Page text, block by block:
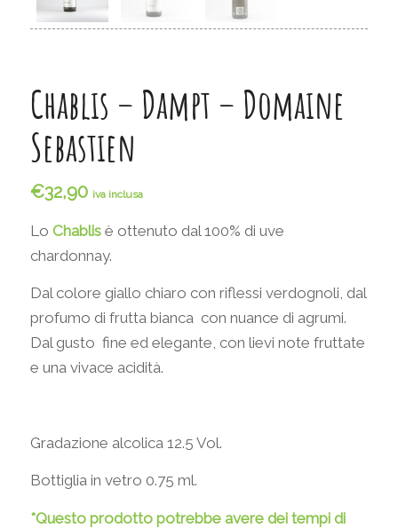
Chablis – Dampt – Domaine
Sebastien
€32,90 iva inclusa
Lo Chablisè ottenuto dal 100% di uve
chardonnay.
Dal colore giallo chiaro con riflessi verdognoli, dal
profumo di frutta bianca con nuance di agrumi.
Dal gusto fine ed elegante, con lievi note fruttate
e una vivace acidità.
Gradazione alcolica 12.5 Vol.
Bottiglia in vetro 0.75 ml.
*Questo prodotto potrebbe avere dei tempi di